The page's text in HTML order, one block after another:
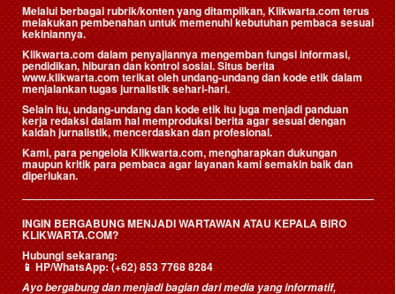
Melalui berbagai rubrik/konten yang ditampilkan, Klikwarta.com terus
melakukan pembenahan untuk memenuhi kebutuhan pembaca sesuai
kekiniannya.
Klikwarta.com dalam penyajiannya mengemban fungsi informasi,
pendidikan, hiburan dan kontrol sosial. Situs berita
www.klikwarta.com terikat oleh undang-undang dan kode etik dalam
menjalankan tugas jurnalistik sehari-hari.
Selain itu, undang-undang dan kode etik itu juga menjadi panduan
kerja redaksi dalam hal memproduksi berita agar sesuai dengan
kaidah jurnalistik, mencerdaskan dan profesional.
Kami, para pengelola Klikwarta.com, mengharapkan dukungan
maupun kritik para pembaca agar layanan kami semakin baik dan
diperlukan.
INGIN BERGABUNG MENJADI WARTAWAN ATAU KEPALA BIRO
KLIKWARTA.COM?
Hubungi sekarang:
📱HP/WhatsApp:(+62) 853 7768 8284
Ayo bergabung dan menjadi bagian dari media yang informatif,